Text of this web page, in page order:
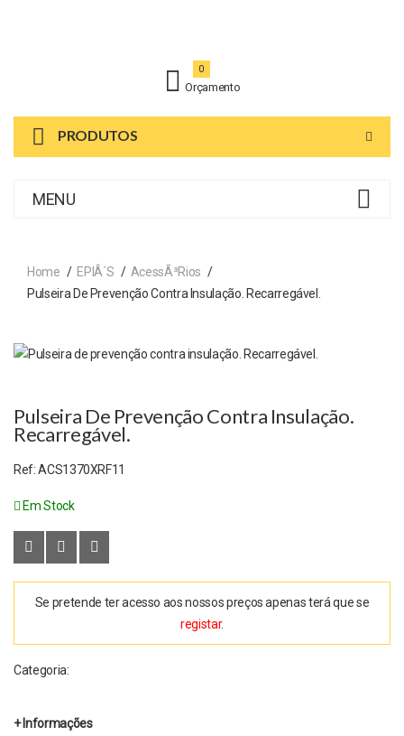
Orçamento
0
PRODUTOS
MENU
Home EPIÂ´s
AcessÃ³rios
Pulseira De Prevenção Contra Insulação. Recarregável.
Pulseira De Prevenção Contra Insulação.
Recarregável.
Ref:ACS1370XRF11
Em Stock
Se pretende ter acesso aos nossos preços apenas terá que se
registar.
Categoria:
+ Informações